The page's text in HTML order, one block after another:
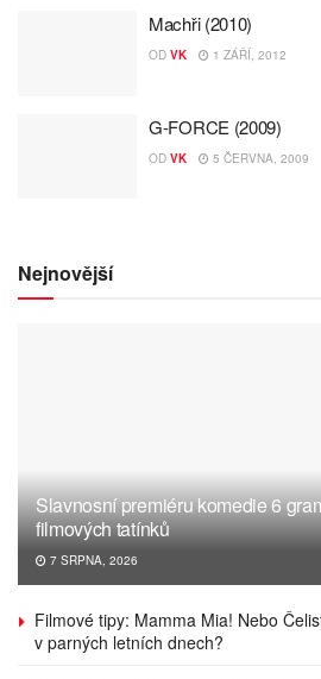
Machři (2010)
OD VK 1 ZÁŘÍ, 2012
G-FORCE (2009)
OD VK 5 ČERVNA, 2009
Nejnovější
Slavnosní premiéru komedie 6
filmových tatínků
7 SRPNA, 2026
Filmové tipy: Mamma Mia! Nebo
v parných letních dnech?